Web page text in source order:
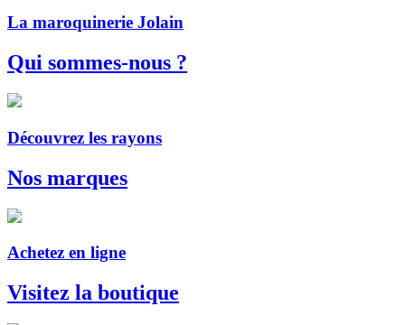
La maroquinerie Jolain
Qui sommes-nous ?
Découvrez les rayons
Nos marques
Achetez en ligne
Visitez la boutique